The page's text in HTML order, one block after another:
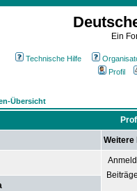
Ein
Technische Hilfe
Profil
Übersicht
Weitere